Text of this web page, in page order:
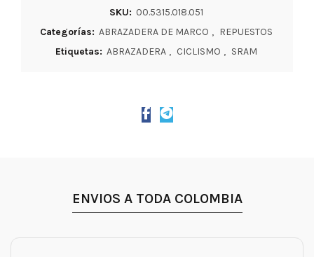
SKU: 00.5315.018.051
Categorías: ABRAZADERA DE MARCO , REPUESTOS
Etiquetas: ABRAZADERA , CICLISMO , SRAM
ENVIOS A TODA COLOMBIA